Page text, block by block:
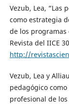
Vezub, Lea, “Las
como estrategia
de los
Revista del IICE
http://
Vezub, Lea y
pedagógico
profesional de